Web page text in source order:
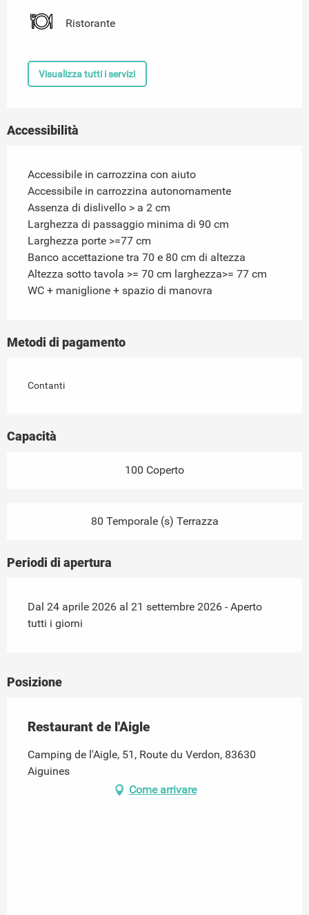
Ristorante
Visualizza tutti i servizi
Accessibilità
Accessibile in carrozzina con aiuto
Accessibile in carrozzina autonomamente
Assenza di dislivello > a 2 cm
Larghezza di passaggio minima di 90 cm
Larghezza porte >=77 cm
Banco accettazione tra 70 e 80 cm di altezza
Altezza sotto tavola >= 70 cm larghezza>= 77 cm
WC + maniglione + spazio di manovra
Metodi di pagamento
Contanti
Capacità
100 Coperto
80 Temporale (s) Terrazza
Periodi di apertura
Dal 24 aprile 2026 al 21 settembre 2026 - Aperto
tutti i giorni
Posizione
Restaurant de l'Aigle
Camping de l'Aigle, 51, Route du Verdon, 83630
Aiguines
Come arrivare